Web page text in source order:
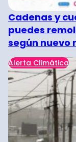
Cadenas y
puedes
según nuevo
Alerta Climática